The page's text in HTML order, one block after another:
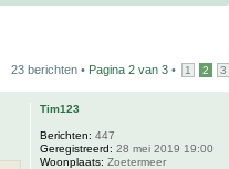
23 berichten • Pagina 2 van 3 • 1 2 3
Tim123
Berichten: 447
Geregistreerd: 28 mei 2019 19:00
Woonplaats: Zoetermeer